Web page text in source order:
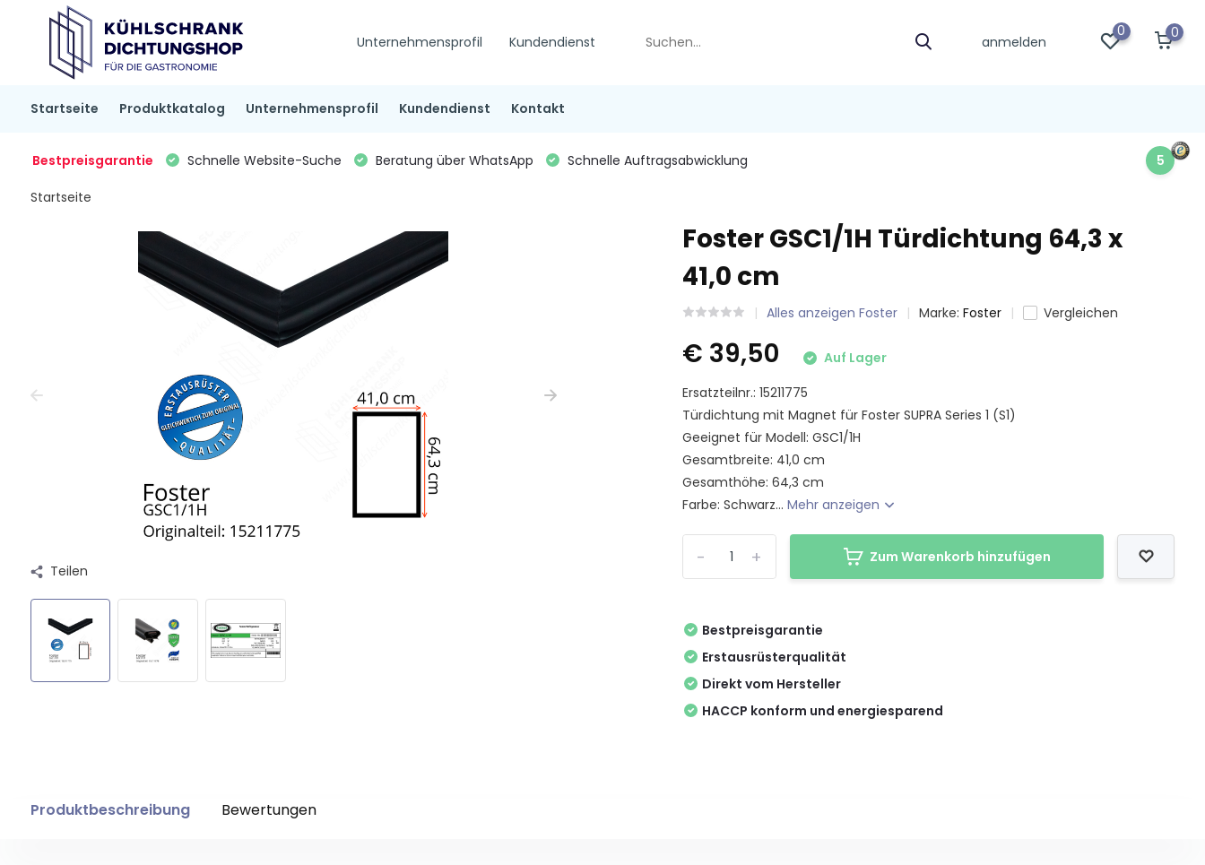
Unternehmensprofil Kundendienst anmelden
0 0
Startseite Produktkatalog Unternehmensprofil Kundendienst Kontakt
Bestpreisgarantie Schnelle Website-Suche Beratung über WhatsApp Schnelle Auftragsabwicklung 5
Startseite
Teilen
Foster GSC1/1H Türdichtung 64,3 x
41,0 cm
Alles anzeigen Foster Marke:Foster Vergleichen
€ 39,50
Auf Lager
Ersatzteilnr.: 15211775
Türdichtung mit Magnet für Foster SUPRA Series 1 (S1)
Geeignet für Modell: GSC1/1H
Gesamtbreite: 41,0 cm
Gesamthöhe: 64,3 cm
Farbe: Schwarz...Mehr anzeigen
+
- Zum Warenkorb hinzufügen
Bestpreisgarantie
Erstausrüsterqualität
Direkt vom Hersteller
HACCP konform und energiesparend
Produktbeschreibung Bewertungen